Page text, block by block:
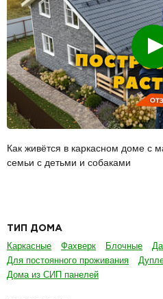
Как живётся в каркасном доме с
семьи с детьми и собаками
ТИП ДОМА
Каркасные Фахверк Блочные
Для постоянного проживания
Дома из СИП панелей